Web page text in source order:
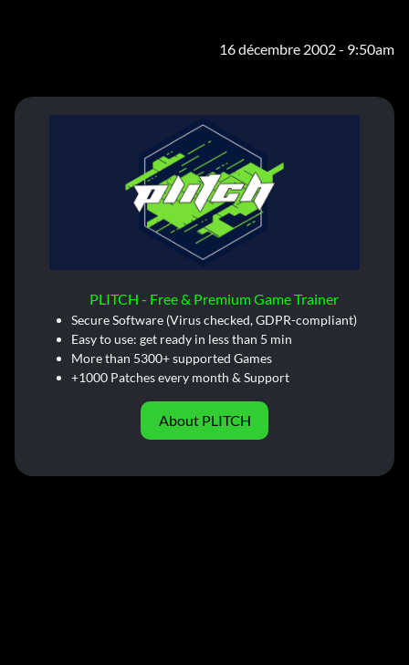
16 décembre 2002 - 9:50am
PLITCH - Free & Premium Game Trainer
Secure Software (Virus checked, GDPR-compliant)
Easy to use: get ready in less than 5 min
More than 5300+ supported Games
+1000 Patches every month & Support
About PLITCH